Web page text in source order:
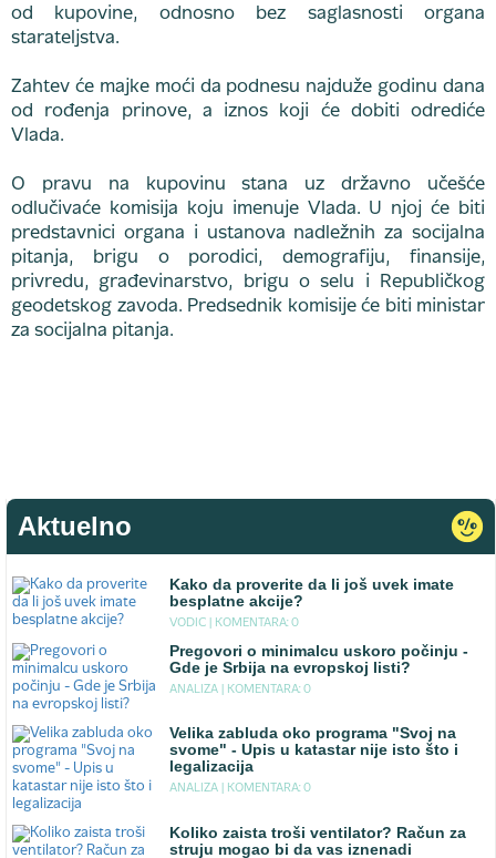
od kupovine, odnosno bez saglasnosti organa
starateljstva.
Zahtev će majke moći da podnesu najduže godinu dana
od rođenja prinove, a iznos koji će dobiti odrediće
Vlada.
O pravu na kupovinu stana uz državno učešće
odlučivaće komisija koju imenuje Vlada. U njoj će biti
predstavnici organa i ustanova nadležnih za socijalna
pitanja, brigu o porodici, demografiju, finansije,
privredu, građevinarstvo, brigu o selu i Republičkog
geodetskog zavoda. Predsednik komisije će biti ministar
za socijalna pitanja.
Aktuelno
Kako da proverite da li još uvek imate
besplatne akcije?
VODIC | KOMENTARA: 0
Pregovori o minimalcu uskoro počinju -
Gde je Srbija na evropskoj listi?
ANALIZA | KOMENTARA: 0
Velika zabluda oko programa "Svoj na
svome" - Upis u katastar nije isto što i
legalizacija
ANALIZA | KOMENTARA: 0
Koliko zaista troši ventilator? Račun za
struju mogao bi da vas iznenadi